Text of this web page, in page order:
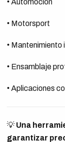
• Automoción
• Motorsport
• Mantenimiento
• Ensamblaje
• Aplicaciones
💡 Una
garantizar